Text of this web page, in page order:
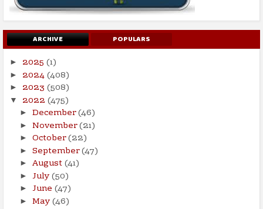
ARCHIVE POPULARS
► 2025 (1)
► 2024(408)
► 2023 (508)
▼ 2022 (475)
► December(46)
► November(21)
► October(22)
► September(47)
► August(41)
► July(50)
► June (47)
► May(46)